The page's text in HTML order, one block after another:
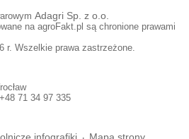
Adagri Sp. z o.o.
na agroFakt.pl są chronione prawami
r. Wszelkie prawa zastrzeżone.
+48 71 34 97 335